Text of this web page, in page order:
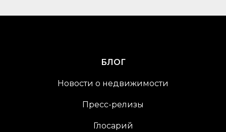
БЛОГ
Новости о недвижимости
Пресс-релизы
Глосарий